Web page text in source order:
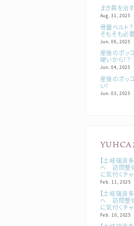
まき肩を治
Aug. 31, 2025
骨盤ベルト
そもそも必
Jun. 06, 2025
産後のポ
硬いから！？
Jun. 04, 2025
産後のポッ
い！
Jun. 03, 2025
YUHCA
【土岐瑞浪
へ 訪問整
に気付くチ
Feb. 11, 2025
【土岐瑞浪
へ 訪問整
に気付くチ
Feb. 10, 2025